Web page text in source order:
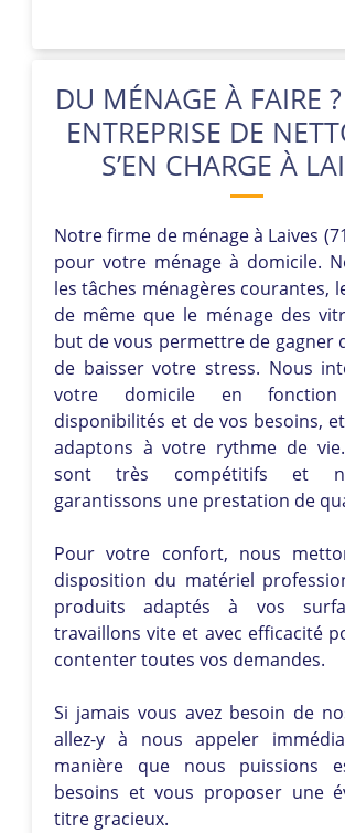
DU MÉNAGE À FAIRE
ENTREPRISE DE
S’EN CHARGE À
Notre firme de ménage à Laives
pour votre ménage à domicile.
les tâches ménagères courantes,
de même que le ménage des
but de vous permettre de gagner
de baisser votre stress. Nous
votre domicile en
disponibilités et de vos besoins,
adaptons à votre rythme de
sont très compétitifs et
garantissons une prestation de
Pour votre confort, nous
disposition du matériel
produits adaptés à vos
travaillons vite et avec efficacité
contenter toutes vos demandes.
Si jamais vous avez besoin de
allez-y à nous appeler
manière que nous puissions
besoins et vous proposer une
titre gracieux.